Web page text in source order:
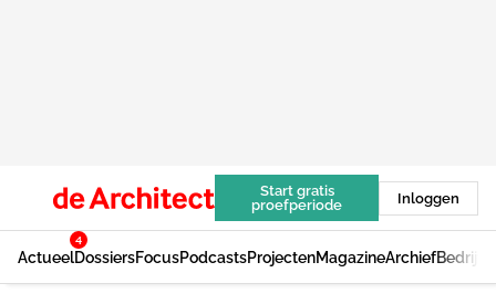
Start gratis
proefperiode
Inloggen
Actueel
4
DossiersFocusPodcastsProjectenMagazineArchief